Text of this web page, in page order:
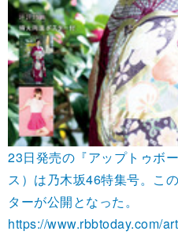
23日発売の『アップトゥボ
ス）は乃木坂46特集号。こ
ターが公開となった。
https://www.rbbtoday.com/